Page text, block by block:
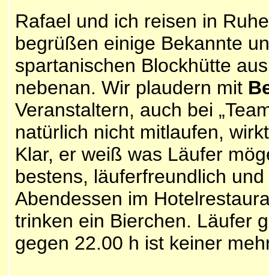
Rafael und ich reisen in
begrüßen einige Bekannte
spartanischen Blockhütte
nebenan. Wir plaudern mit
Veranstaltern, auch bei
natürlich nicht mitlaufen,
Klar, er weiß was Läufer
bestens, läuferfreundlich
Abendessen im
trinken ein Bierchen. Läufer
gegen 22.00 h ist keiner